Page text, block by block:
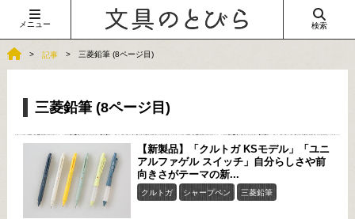
メニュー 検索
記事 三菱鉛筆 (8ページ目)
三菱鉛筆 (8ページ目)
【新製品】「クルトガ KSモデル」「ユニ
アルファゲル スイッチ」自分らしさや前
向きさがテーマの新...
クルトガ シャープペン 三菱鉛筆